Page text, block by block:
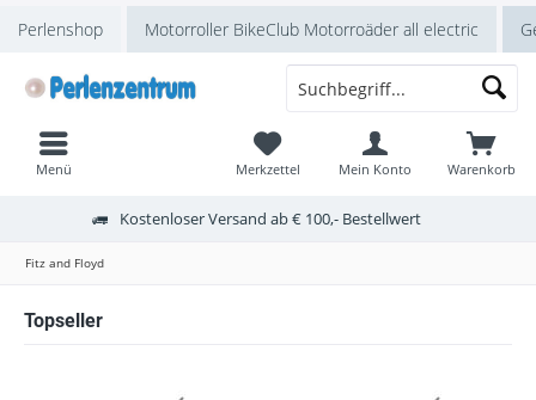
Perlenshop Motorroller BikeClub Motorroäder all electric
Kostenloser Versand ab € 100,- Bestellwert
Warenkorb
Merkzettel Mein Konto
Menü
Fitz and Floyd
Topseller